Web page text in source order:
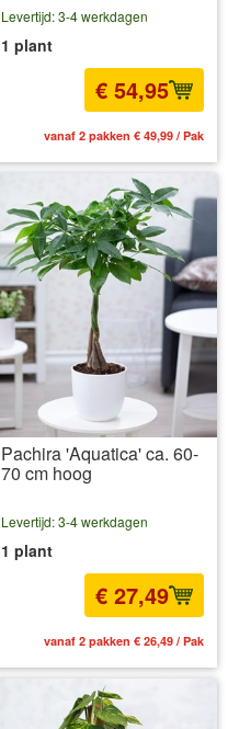
Levertijd: 3-4 werkdagen
1 plant
€ 54,95
vanaf 2 pakken € 49,99 / Pak
Pachira 'Aquatica' ca. 60-
70 cm hoog
Levertijd: 3-4 werkdagen
1 plant
€ 27,49
vanaf 2 pakken € 26,49 / Pak